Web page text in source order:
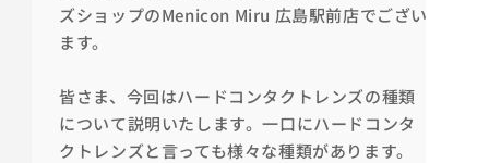
ズショップのMenicon Miru 広島駅前店でござい
ます。
皆さま、今回はハードコンタクトレンズの種類
について説明いたします。一口にハードコンタ
クトレンズと言っても様々な種類があります。